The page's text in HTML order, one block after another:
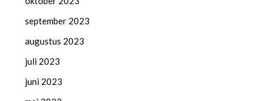
september 2023
augustus 2023
juli 2023
juni 2023